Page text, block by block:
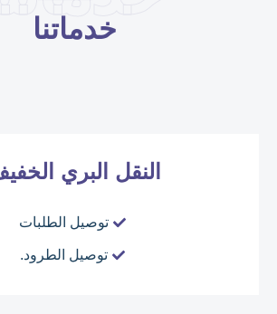
خدماتنا
النقل البري الخفيف
توصيل الطلبات
توصيل الطرود.